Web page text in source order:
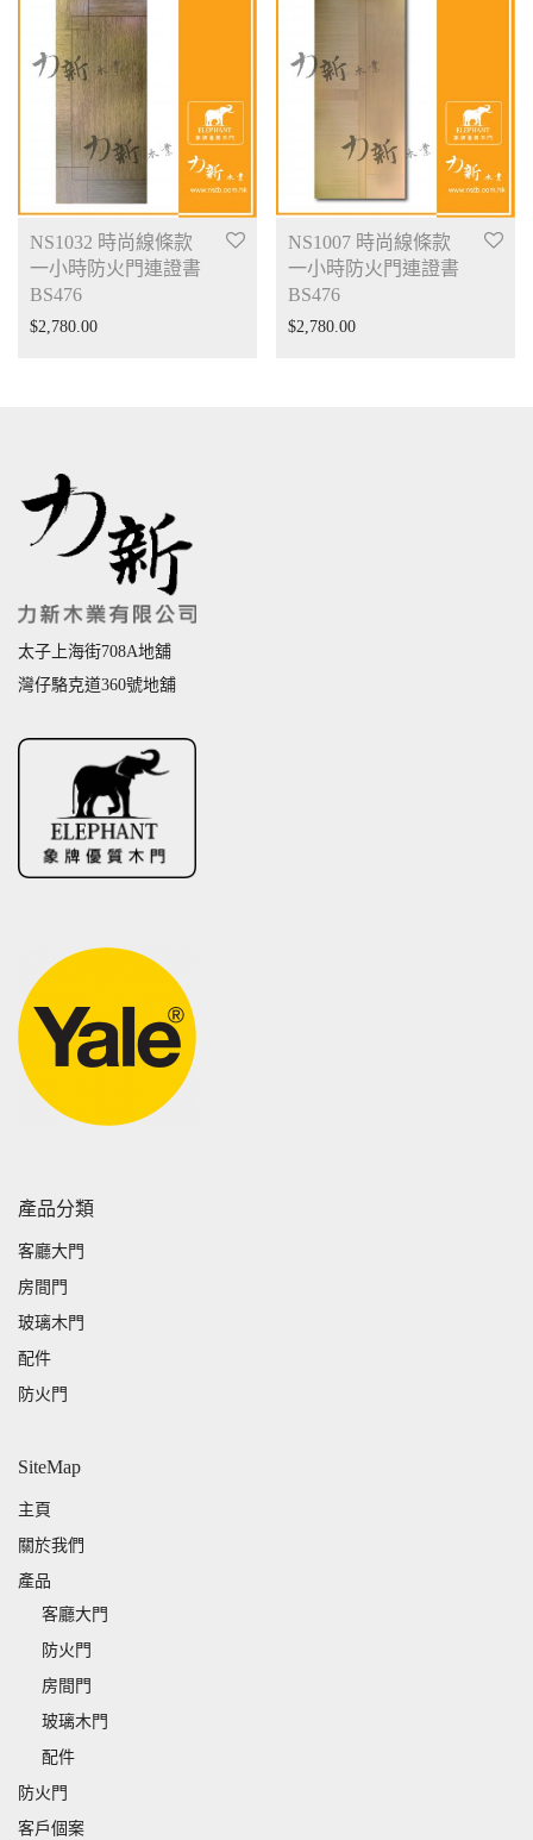
NS1032 時尚線條款
一小時防火門連證書
BS476
$2,780.00
NS1007 時尚線條款
一小時防火門連證書
BS476
$2,780.00
太子上海街708A地舖
灣仔駱克道360號地舖
產品分類
客廳大門
房間門
玻璃木門
配件
防火門
SiteMap
主頁
關於我們
產品
客廳大門
防火門
房間門
玻璃木門
配件
防火門
客戶個案